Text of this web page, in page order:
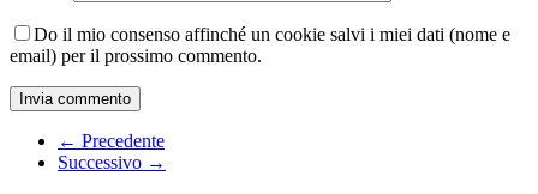
Do il mio consenso affinché un cookie salvi i miei dati (nome e
email) per il prossimo commento.
← Precedente
Successivo →